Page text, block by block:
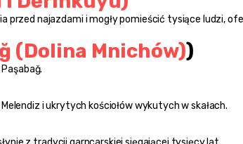
przed najazdami i mogły pomieścić tysiące ludzi,
(Dolina Mnichów))
i ukrytych kościołów wykutych w skałach.